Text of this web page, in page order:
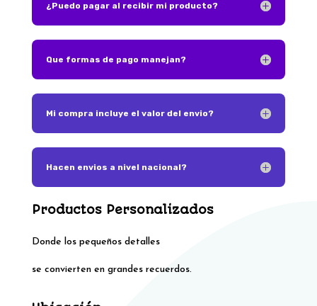
¿Puedo pagar al recibir mi producto?
Que formas de pago manejan?
Mi compra incluye el valor del envio?
Hacen envios a nivel nacional?
Productos Personalizados
Donde los pequeños detalles
se convierten en grandes recuerdos.